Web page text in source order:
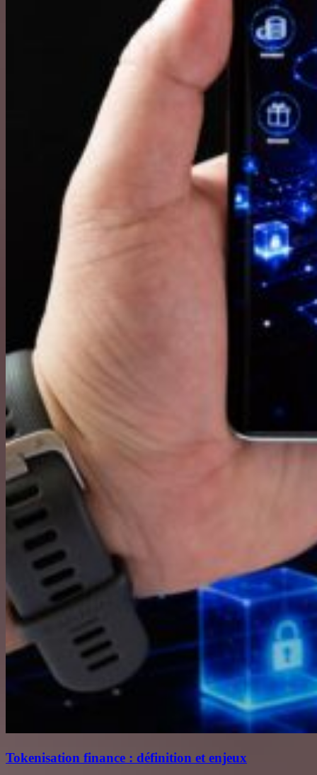
Tokenisation finance : définition et enjeux